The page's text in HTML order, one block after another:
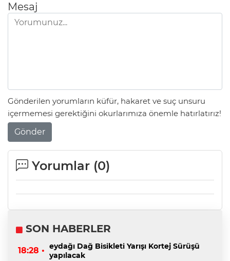
Mesaj
Gönderilen yorumların küfür, hakaret ve suç unsuru
içermemesi gerektiğini okurlarımıza önemle hatırlatırız!
Gönder
Yorumlar (0)
SON HABERLER
18:28 • eydağı Dağ Bisikleti Yarışı Kortej Sürüşü
yapılacak